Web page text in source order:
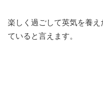
楽しく過ごして英気を養
ていると言えます。